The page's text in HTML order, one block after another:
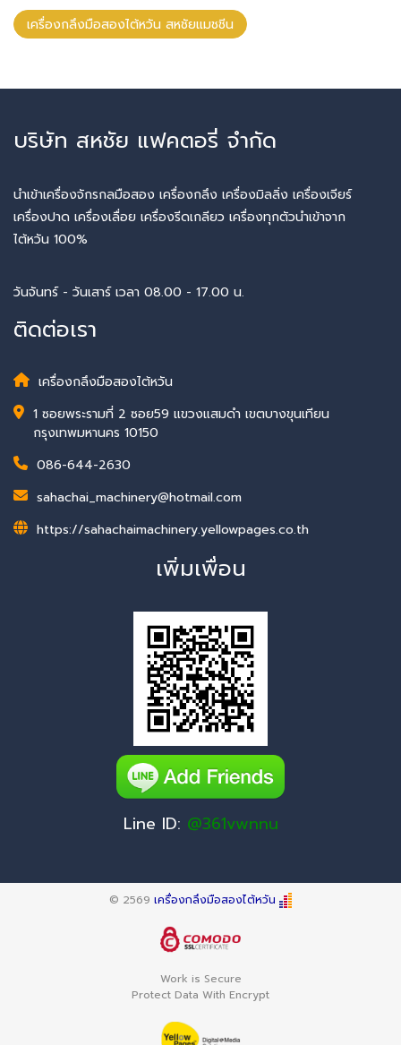
เครื่องกลึงมือสองไต้หวัน สหชัยแมชชีน
บริษัท สหชัย แฟคตอรี่ จำกัด
นำเข้าเครื่องจักรกลมือสอง เครื่องกลึง เครื่องมิลลิ่ง เครื่องเจียร์
เครื่องปาด เครื่องเลื่อย เครื่องรีดเกลียว เครื่องทุกตัวนำเข้าจาก
ไต้หวัน 100%
วันจันทร์ - วันเสาร์ เวลา 08.00 - 17.00 น.
ติดต่อเรา
เครื่องกลึงมือสองไต้หวัน
1 ซอยพระรามที่ 2 ซอย59 แขวงแสมดำ เขตบางขุนเทียน
กรุงเทพมหานคร 10150
086-644-2630
sahachai_machinery@hotmail.com
https://sahachaimachinery.yellowpages.co.th
เพิ่มเพื่อน
Line ID: @361vwnnu
© 2569 เครื่องกลึงมือสองไต้หวัน
Work is Secure
Protect Data With Encrypt